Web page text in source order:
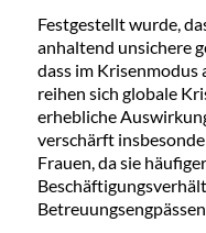
Festgestellt wurde,
anhaltend unsichere
dass im Krisenmodus
reihen sich globale
erhebliche
verschärft
Frauen, da sie